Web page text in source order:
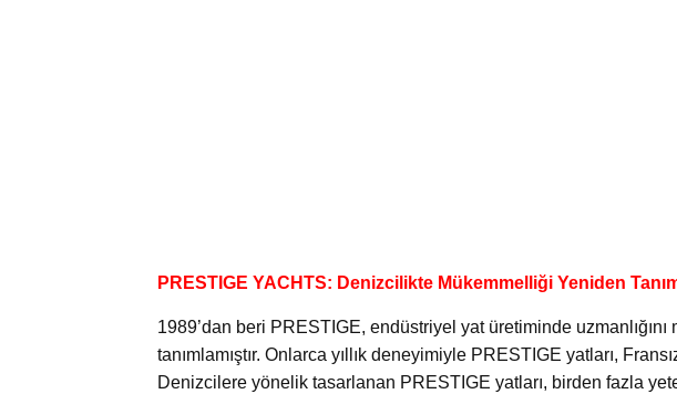
PRESTIGE YACHTS: Denizcilikte Mükemmelliği Yeniden
1989’dan beri PRESTIGE, endüstriyel yat üretiminde
tanımlamıştır. Onlarca yıllık deneyimiyle PRESTIGE yatları,
Denizcilere yönelik tasarlanan PRESTIGE yatları, birden fazla